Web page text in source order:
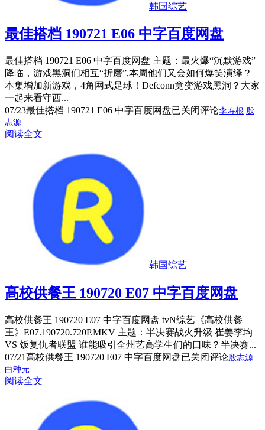
韩国综艺
最佳搭档 190721 E06 中字百度网盘
最佳搭档 190721 E06 中字百度网盘 主题：最火爆“沉默游戏”
降临，游戏黑洞们相互“折磨”,本周他们又会如何爆笑演绎？
本集增加新游戏，4角网式足球！Defconn竟变游戏黑洞？大家
一起来看守西...
07/23最佳搭档 190721 E06 中字百度网盘已关闭评论李寿根 殷
志源
阅读全文
韩国综艺
高校供餐王 190720 E07 中字百度网盘
高校供餐王 190720 E07 中字百度网盘 tvN综艺《高校供餐
王》E07.190720.720P.MKV 主题：半决赛战火升级 崔姜李均
VS 饭复仇者联盟 谁能吸引全州艺高学生们的口味？半决赛...
07/21高校供餐王 190720 E07 中字百度网盘已关闭评论殷志源
白种元
阅读全文